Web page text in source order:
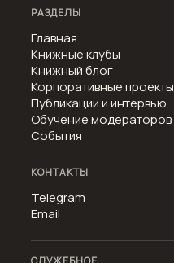
РАЗДЕЛЫ
Главная
Книжные клубы
Книжный блог
Корпоративные проекты
Публикации и интервью
Обучение модераторов
События
КОНТАКТЫ
Telegram
Email